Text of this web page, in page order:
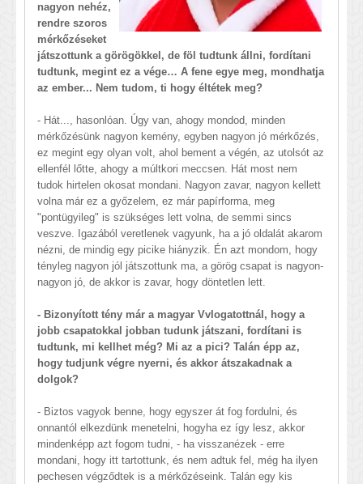
nagyon nehéz,
rendre szoros
mérkőzéseket
játszottunk a görögökkel, de föl tudtunk állni, fordítani
tudtunk, megint ez a vége… A fene egye meg, mondhatja
az ember... Nem tudom, ti hogy éltétek meg?
- Hát..., hasonlóan. Úgy van, ahogy mondod, minden
mérkőzésünk nagyon kemény, egyben nagyon jó mérkőzés,
ez megint egy olyan volt, ahol bement a végén, az utolsót az
ellenfél lőtte, ahogy a múltkori meccsen. Hát most nem
tudok hirtelen okosat mondani. Nagyon zavar, nagyon kellett
volna már ez a győzelem, ez már papírforma, meg
"pontügyileg" is szükséges lett volna, de semmi sincs
veszve. Igazából veretlenek vagyunk, ha a jó oldalát akarom
nézni, de mindig egy picike hiányzik. Én azt mondom, hogy
tényleg nagyon jól játszottunk ma, a görög csapat is nagyon-
nagyon jó, de akkor is zavar, hogy döntetlen lett.
- Bizonyított tény már a magyar Vvlogatottnál, hogy a
jobb csapatokkal jobban tudunk játszani, fordítani is
tudtunk, mi kellhet még? Mi az a pici? Talán épp az,
hogy tudjunk végre nyerni, és akkor átszakadnak a
dolgok?
- Biztos vagyok benne, hogy egyszer át fog fordulni, és
onnantól elkezdünk menetelni, hogyha ez így lesz, akkor
mindenképp azt fogom tudni, - ha visszanézek - erre
mondani, hogy itt tartottunk, és nem adtuk fel, még ha ilyen
pechesen végződtek is a mérkőzéseink. Talán egy kis